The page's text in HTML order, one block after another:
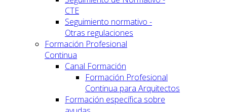
CTE
Seguimiento normativo -
Otras regulaciones
Formación Profesional
Continua
Canal Formación
Formación Profesional
Continua para Arquitectos
Formación específica sobre